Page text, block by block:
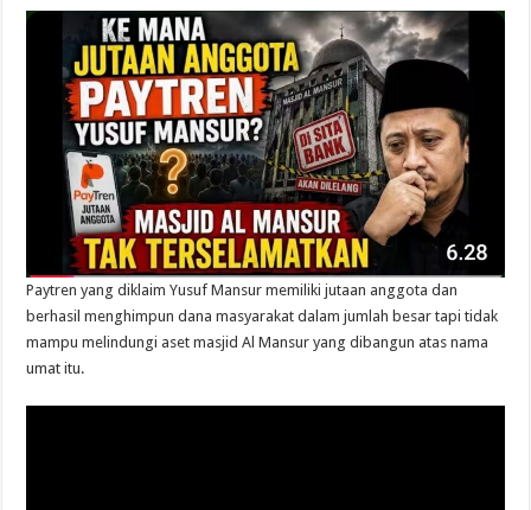
Paytren yang diklaim Yusuf Mansur memiliki jutaan anggota dan
berhasil menghimpun dana masyarakat dalam jumlah besar tapi tidak
mampu melindungi aset masjid Al Mansur yang dibangun atas nama
umat itu.